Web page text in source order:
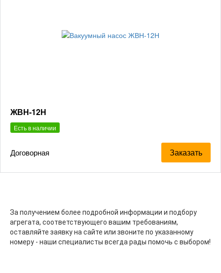
ЖВН-12Н
Есть в наличии
Договорная Заказать
За получением более подробной информации и подбору
агрегата, соответствующего вашим требованиям,
оставляйте заявку на сайте или звоните по указанному
номеру - наши специалисты всегда рады помочь с выбором!